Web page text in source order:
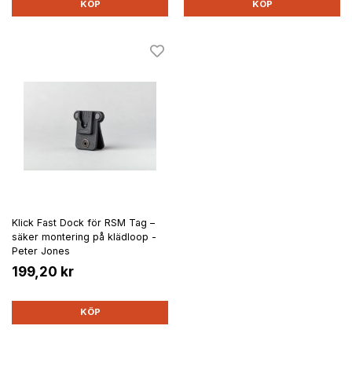
KÖP KÖP
Klick Fast Dock för RSM Tag –
säker montering på klädloop -
Peter Jones
199,20 kr
KÖP